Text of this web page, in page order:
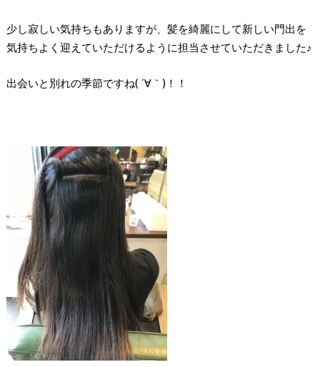
少し寂しい気持ちもありますが、髪を綺麗にして新しい門出を
気持ちよく迎えていただけるように担当させていただきました♪
出会いと別れの季節ですね( ´∀｀)！！